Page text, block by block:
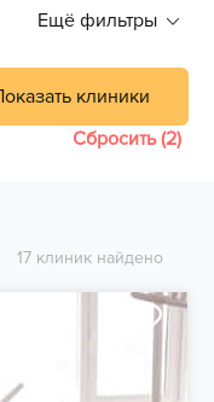
Ещё фильтры
клиники
Сбросить (2)
17 клиник найдено